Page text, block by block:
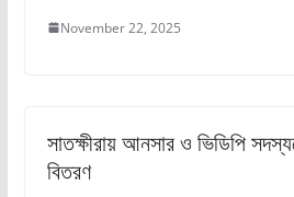
November 22, 2025
সাতক্ষীরায় আনসার ও ভিডিপি
বিতরণ